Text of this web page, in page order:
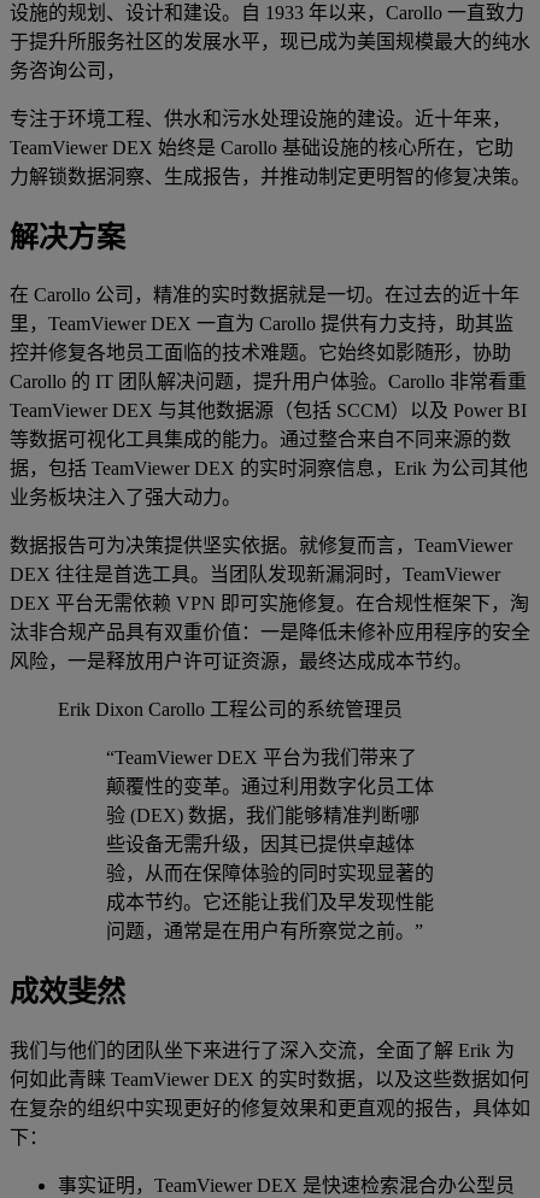
设施的规划、设计和建设。自 1933 年以来，Carollo 一直致力
于提升所服务社区的发展水平，现已成为美国规模最大的纯水
务咨询公司，
专注于环境工程、供水和污水处理设施的建设。近十年来，
TeamViewer DEX 始终是 Carollo 基础设施的核心所在，它助
力解锁数据洞察、生成报告，并推动制定更明智的修复决策。
解决方案
在 Carollo 公司，精准的实时数据就是一切。在过去的近十年
里，TeamViewer DEX 一直为 Carollo 提供有力支持，助其监
控并修复各地员工面临的技术难题。它始终如影随形，协助
Carollo 的 IT 团队解决问题，提升用户体验。Carollo 非常看重
TeamViewer DEX 与其他数据源（包括 SCCM）以及 Power BI
等数据可视化工具集成的能力。通过整合来自不同来源的数
据，包括 TeamViewer DEX 的实时洞察信息，Erik 为公司其他
业务板块注入了强大动力。
数据报告可为决策提供坚实依据。就修复而言，TeamViewer
DEX 往往是首选工具。当团队发现新漏洞时，TeamViewer
DEX 平台无需依赖 VPN 即可实施修复。在合规性框架下，淘
汰非合规产品具有双重价值：一是降低未修补应用程序的安全
风险，一是释放用户许可证资源，最终达成成本节约。
Erik Dixon Carollo 工程公司的系统管理员
“TeamViewer DEX 平台为我们带来了
颠覆性的变革。通过利用数字化员工体
验 (DEX) 数据，我们能够精准判断哪
些设备无需升级，因其已提供卓越体
验，从而在保障体验的同时实现显著的
成本节约。它还能让我们及早发现性能
问题，通常是在用户有所察觉之前。”
成效斐然
我们与他们的团队坐下来进行了深入交流，全面了解 Erik 为
何如此青睐 TeamViewer DEX 的实时数据，以及这些数据如何
在复杂的组织中实现更好的修复效果和更直观的报告，具体如
下：
事实证明，TeamViewer DEX 是快速检索混合办公型员